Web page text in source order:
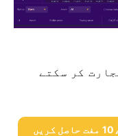
کر سکتے